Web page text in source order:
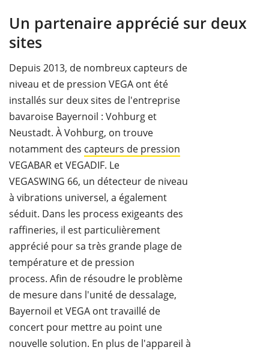
Un partenaire apprécié sur deux
sites
Depuis 2013, de nombreux capteurs de
niveau et de pression VEGA ont été
installés sur deux sites de l'entreprise
bavaroise Bayernoil : Vohburg et
Neustadt. À Vohburg, on trouve
notamment des capteurs de pression
VEGABAR et VEGADIF. Le
VEGASWING 66, un détecteur de niveau
à vibrations universel, a également
séduit. Dans les process exigeants des
raffineries, il est particulièrement
apprécié pour sa très grande plage de
température et de pression
process. Afin de résoudre le problème
de mesure dans l'unité de dessalage,
Bayernoil et VEGA ont travaillé de
concert pour mettre au point une
nouvelle solution. En plus de l'appareil à